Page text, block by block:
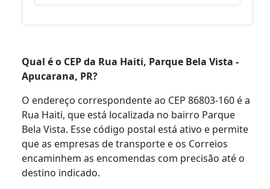
Qual é o CEP da Rua Haiti, Parque Bela Vista -
Apucarana, PR?
O endereço correspondente ao CEP 86803-160 é a
Rua Haiti, que está localizada no bairro Parque
Bela Vista. Esse código postal está ativo e permite
que as empresas de transporte e os Correios
encaminhem as encomendas com precisão até o
destino indicado.